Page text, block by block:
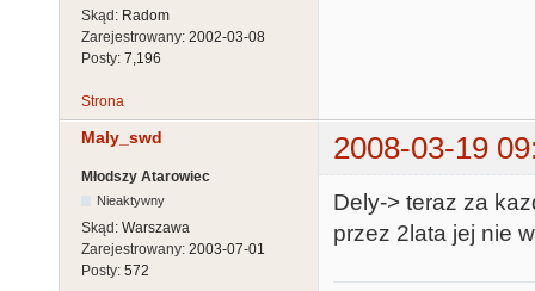
Skąd: Radom
Zarejestrowany: 2002-03-08
Posty: 7,196
Strona
Maly_swd 2008-03-19
Młodszy Atarowiec
Nieaktywny
Skąd: Warszawa
Zarejestrowany: 2003-07-01
Posty: 572
Dely-> teraz za
przez 2lata jej nie